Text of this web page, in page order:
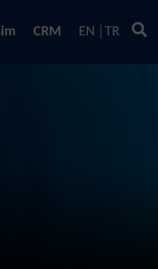
CRM EN TR